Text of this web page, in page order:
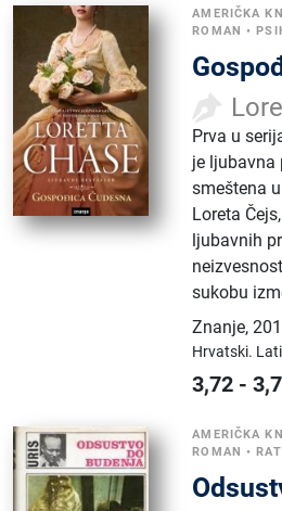
AMERIČKA
ROMAN •
Prva u
je ljubavna
smeštena
Loreta
ljubavnih
sukobu
Znanje,
Hrvatski.
3,72 -
AMERIČKA
ROMAN •